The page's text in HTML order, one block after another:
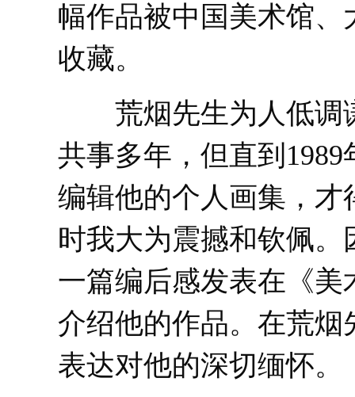
幅作品被中国美术馆
收藏。
荒烟先生为人低调
共事多年，但直到
编辑他的个人画集，
时我大为震撼和钦佩
一篇编后感发表在《
介绍他的作品。在荒烟
表达对他的深切缅怀。